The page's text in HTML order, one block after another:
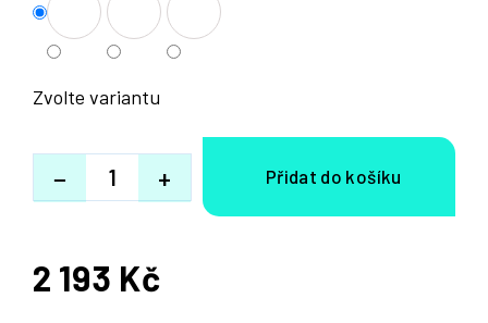
Zvolte variantu
+
−
2 193 Kč
Měrná